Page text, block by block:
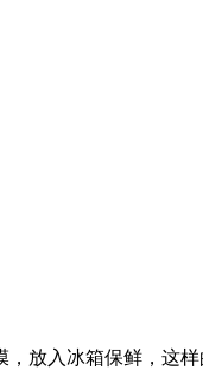
放入冰箱保鲜，这